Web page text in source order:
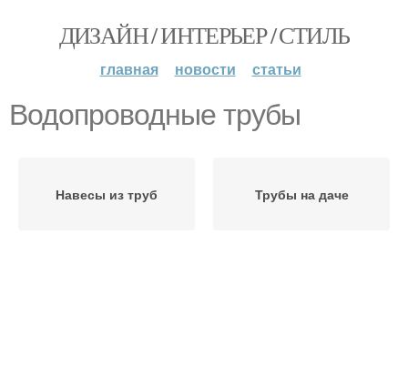
ДИЗАЙН / ИНТЕРЬЕР / СТИЛЬ
главная новости статьи
Водопроводные трубы
Навесы из труб Трубы на даче